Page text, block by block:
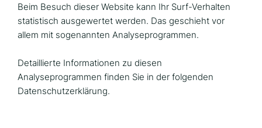
Beim Besuch dieser Website kann Ihr Surf-Verhalten
statistisch ausgewertet werden. Das geschieht vor
allem mit sogenannten Analyseprogrammen.
Detaillierte Informationen zu diesen
Analyseprogrammen finden Sie in der folgenden
Datenschutzerklärung.